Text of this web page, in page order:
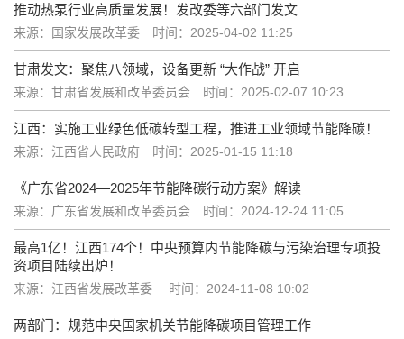
推动热泵行业高质量发展！发改委等六部门发文
来源：国家发展改革委 时间：2025-04-02 11:25
甘肃发文：聚焦八领域，设备更新 “大作战” 开启
来源：甘肃省发展和改革委员会 时间：2025-02-07 10:23
江西：实施工业绿色低碳转型工程，推进工业领域节能降碳！
来源：江西省人民政府 时间：2025-01-15 11:18
《广东省2024—2025年节能降碳行动方案》解读
来源：广东省发展和改革委员会 时间：2024-12-24 11:05
最高1亿！江西174个！中央预算内节能降碳与污染治理专项投
资项目陆续出炉！
来源：江西省发展改革委 时间：2024-11-08 10:02
两部门：规范中央国家机关节能降碳项目管理工作